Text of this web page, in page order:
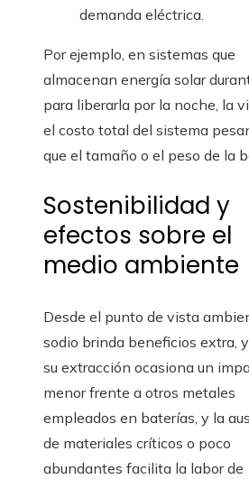
demanda eléctrica.
Por ejemplo, en sistemas que
almacenan energía solar
para liberarla por la noche, la
el costo total del sistema
que el tamaño o el peso de la
Sostenibilidad y
efectos sobre el
medio ambiente
Desde el punto de vista
sodio brinda beneficios extra,
su extracción ocasiona un
menor frente a otros metales
empleados en baterías, y la
de materiales críticos o poco
abundantes facilita la labor de